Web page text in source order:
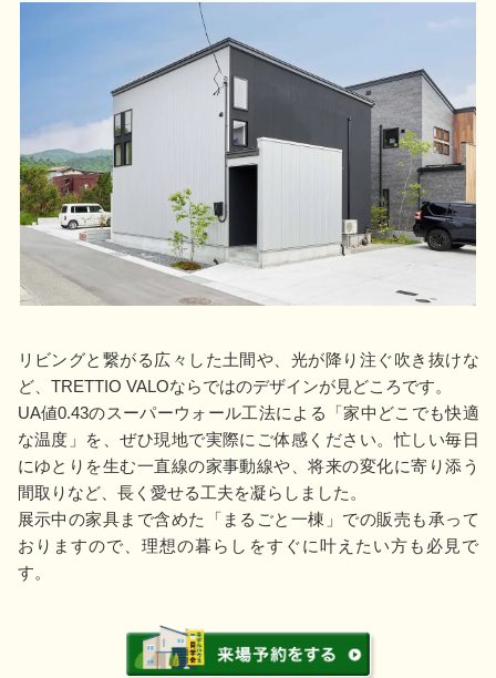
リビングと繋がる広々した土間や、光が降り注ぐ吹き抜けな
ど、TRETTIO VALOならではのデザインが見どころです。
UA値0.43のスーパーウォール工法による「家中どこでも快適
な温度」を、ぜひ現地で実際にご体感ください。忙しい毎日
にゆとりを生む一直線の家事動線や、将来の変化に寄り添う
間取りなど、長く愛せる工夫を凝らしました。
展示中の家具まで含めた「まるごと一棟」での販売も承って
おりますので、理想の暮らしをすぐに叶えたい方も必見で
す。